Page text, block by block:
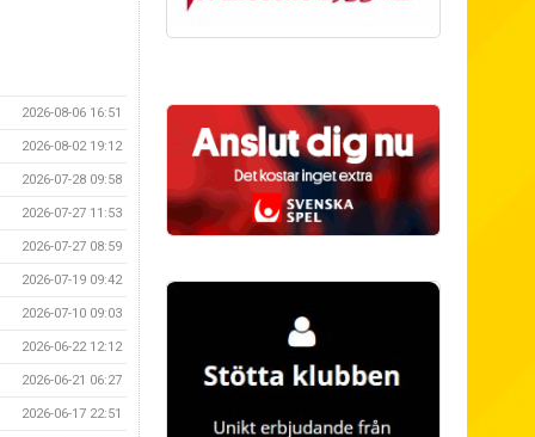
2026-08-06 16:51
2026-08-02 19:12
2026-07-28 09:58
2026-07-27 11:53
2026-07-27 08:59
2026-07-19 09:42
2026-07-10 09:03
2026-06-22 12:12
2026-06-21 06:27
2026-06-17 22:51